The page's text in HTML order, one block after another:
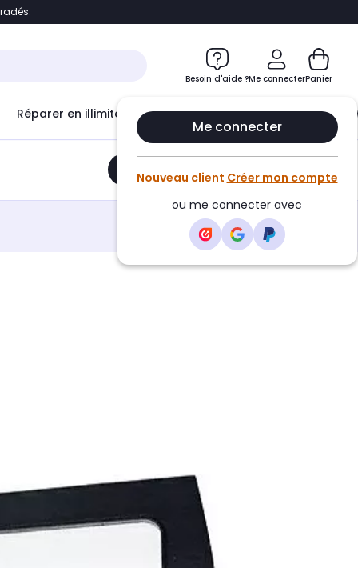
Accéder directement au chatbot
Besoin d'aide ?Me connecter
Me connecter
Nouveau client Créer mon compte
ou me connecter avec
Panier
Réparer en illimité avec Le Club Infinity
Ajouter au panier